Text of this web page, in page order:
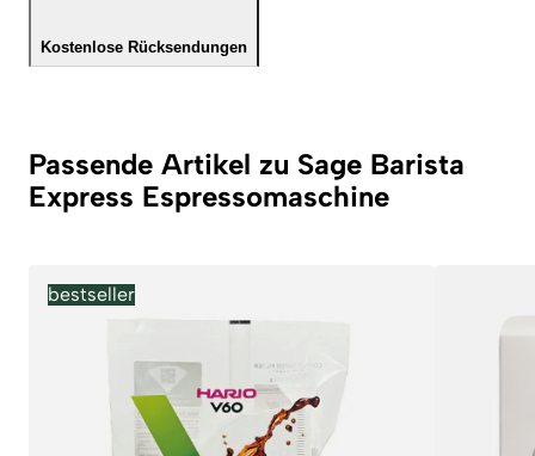
Kostenlose Rücksendungen
Passende Artikel zu Sage Barista
Express Espressomaschine
bestseller